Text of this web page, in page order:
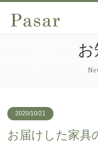
お
2020/10/21
お届けした家具